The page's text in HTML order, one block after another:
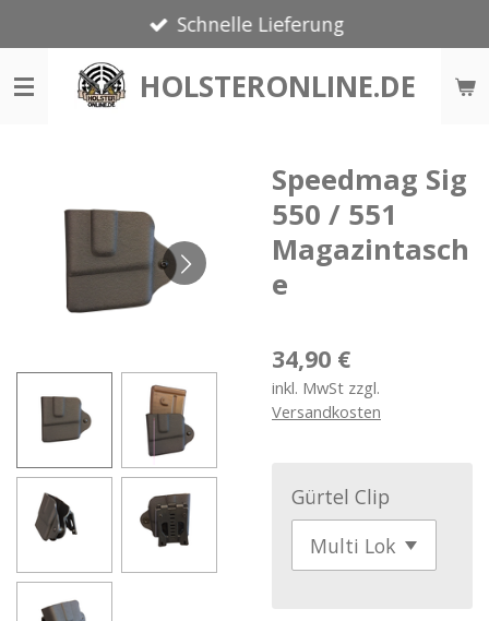
Hauptinhalt
springen
HOLSTERONLINE.DE
Schnelle Lieferung
Speedmag Sig
550 / 551
Magazintasch
e
34,90 €
inkl. MwSt zzgl.
Versandkosten
Gürtel Clip